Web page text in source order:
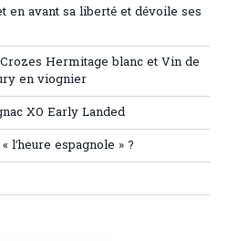
en avant sa liberté et dévoile ses
Hermitage blanc et Vin de
en viognier
XO Early Landed
l’heure espagnole » ?